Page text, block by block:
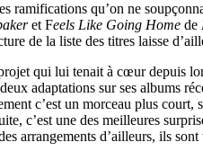
ramifications qu’on ne
et Feels Like Going Home de
de la liste des titres laisse
qui lui tenait à cœur depuis
adaptations sur ses albums
c’est un morceau plus
c’est une des meilleures
arrangements d’ailleurs, ils